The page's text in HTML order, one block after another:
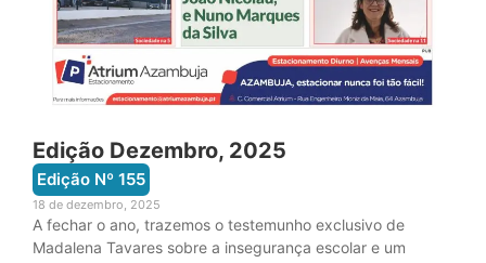
Edição Dezembro, 2025
Edição Nº 155
18 de dezembro, 2025
A fechar o ano, trazemos o testemunho exclusivo de
Madalena Tavares sobre a insegurança escolar e um